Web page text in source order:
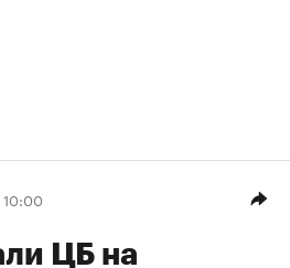
10:00
ЦБ на